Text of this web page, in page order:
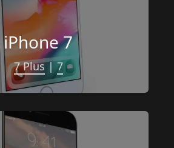
iPhone 7
7 Plus | 7